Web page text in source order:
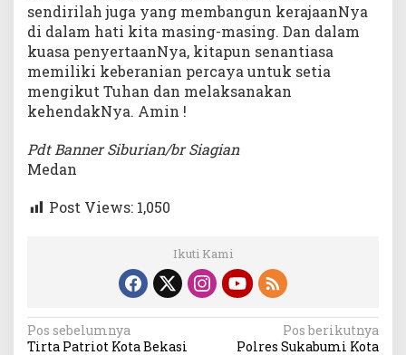
sendirilah juga yang membangun kerajaanNya
di dalam hati kita masing-masing. Dan dalam
kuasa penyertaanNya, kitapun senantiasa
memiliki keberanian percaya untuk setia
mengikut Tuhan dan melaksanakan
kehendakNya. Amin !
Pdt Banner Siburian/br Siagian
Medan
Post Views: 1,050
Ikuti Kami
Navigasi
Pos sebelumnya
Tirta Patriot Kota Bekasi
Pos berikutnya
Polres Sukabumi Kota